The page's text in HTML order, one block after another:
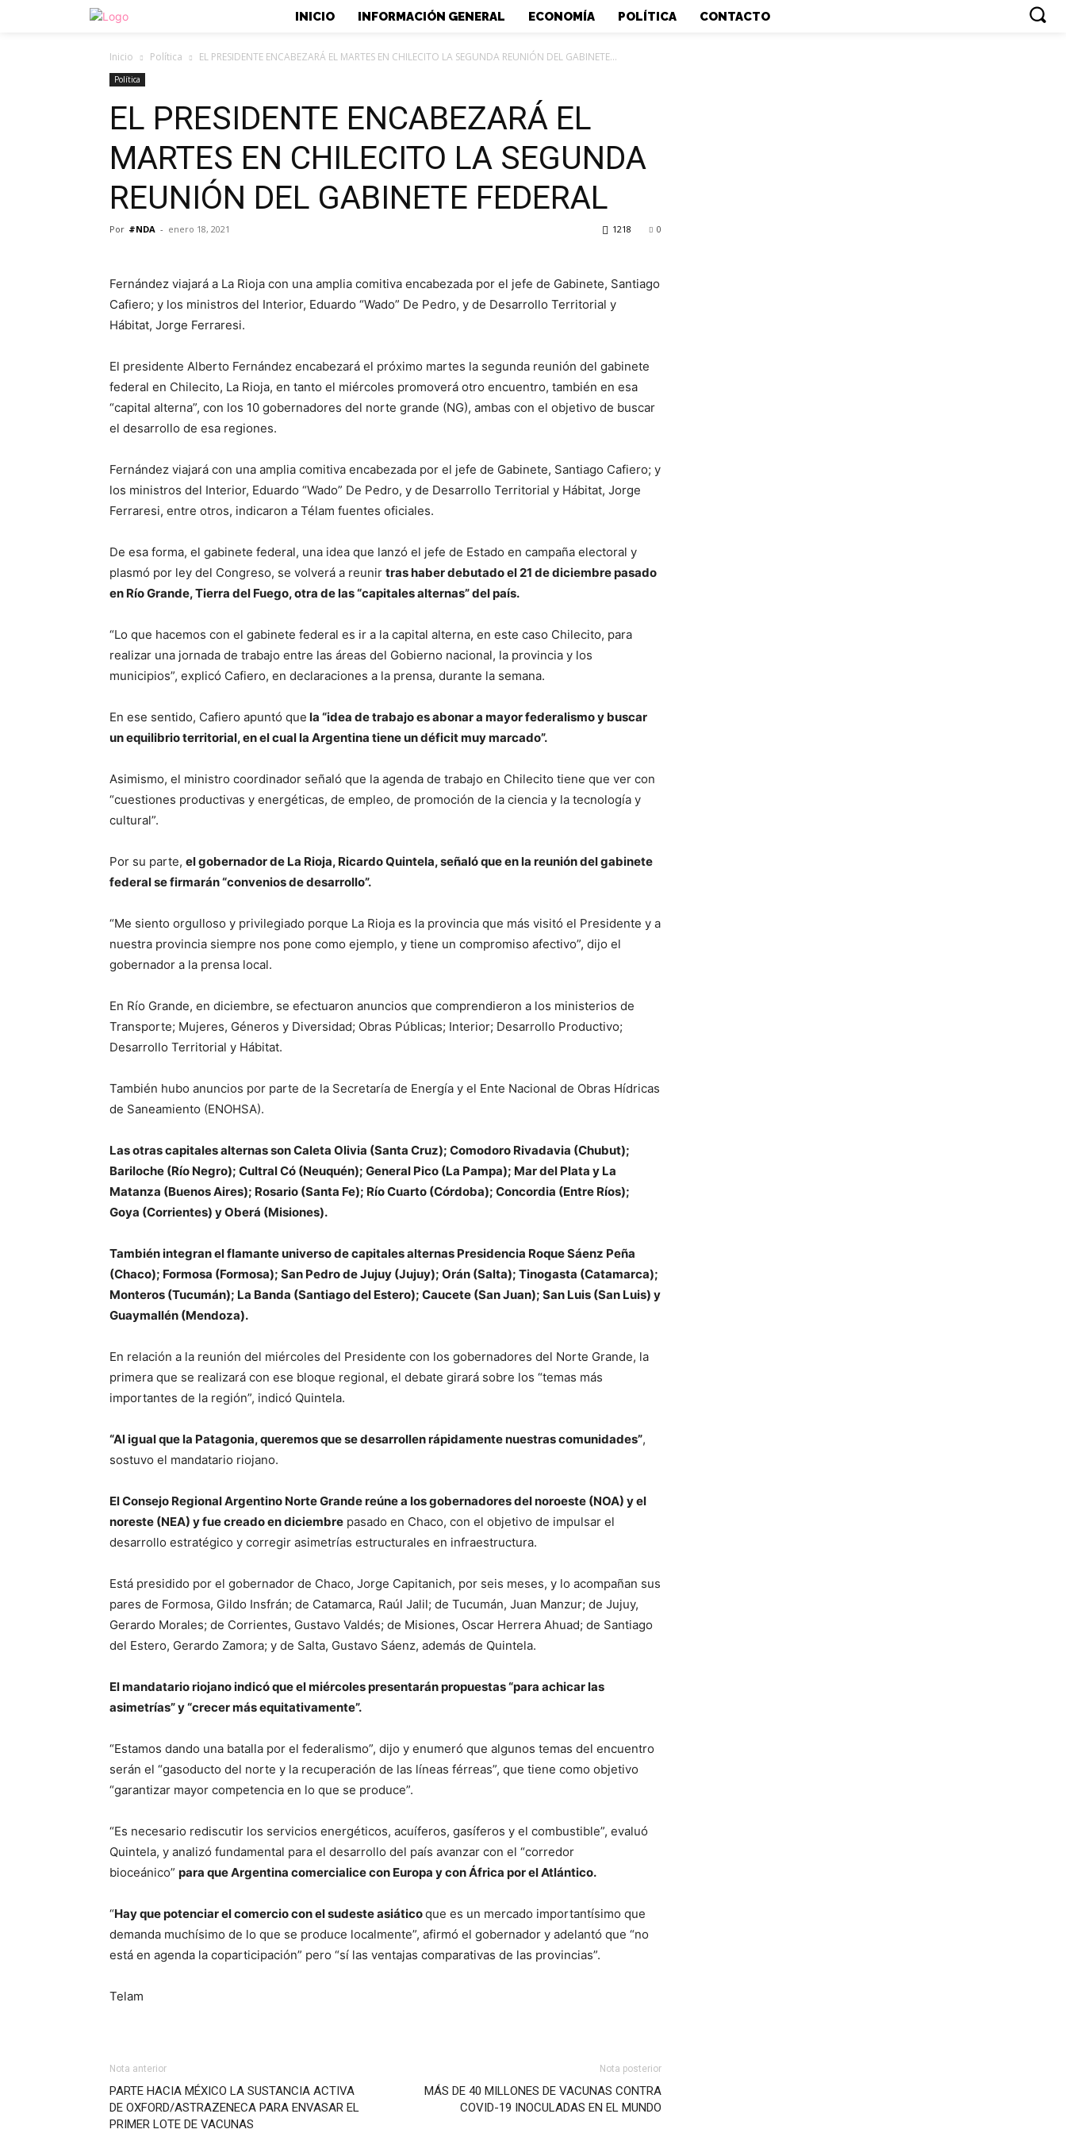
INICIO INFORMACIÓN GENERAL ECONOMÍA POLÍTICA CONTACTO
Inicio Política EL PRESIDENTE ENCABEZARÁ EL MARTES EN CHILECITO LA SEGUNDA REUNIÓN DEL GABINETE...
Política
EL PRESIDENTE ENCABEZARÁ EL
MARTES EN CHILECITO LA SEGUNDA
REUNIÓN DEL GABINETE FEDERAL
Por #NDA - enero 18, 2021 0
1218
Fernández viajará a La Rioja con una amplia comitiva encabezada por el jefe de Gabinete, Santiago
Cafiero; y los ministros del Interior, Eduardo “Wado” De Pedro, y de Desarrollo Territorial y
Hábitat, Jorge Ferraresi.
El presidente Alberto Fernández encabezará el próximo martes la segunda reunión del gabinete
federal en Chilecito, La Rioja, en tanto el miércoles promoverá otro encuentro, también en esa
“capital alterna”, con los 10 gobernadores del norte grande (NG), ambas con el objetivo de buscar
el desarrollo de esa regiones.
Fernández viajará con una amplia comitiva encabezada por el jefe de Gabinete, Santiago Cafiero; y
los ministros del Interior, Eduardo “Wado” De Pedro, y de Desarrollo Territorial y Hábitat, Jorge
Ferraresi, entre otros, indicaron a Télam fuentes oficiales.
De esa forma, el gabinete federal, una idea que lanzó el jefe de Estado en campaña electoral y
plasmó por ley del Congreso, se volverá a reunir tras haber debutado el 21 de diciembre pasado
en Río Grande, Tierra del Fuego, otra de las “capitales alternas” del país.
“Lo que hacemos con el gabinete federal es ir a la capital alterna, en este caso Chilecito, para
realizar una jornada de trabajo entre las áreas del Gobierno nacional, la provincia y los
municipios”, explicó Cafiero, en declaraciones a la prensa, durante la semana.
En ese sentido, Cafiero apuntó que la “idea de trabajo es abonar a mayor federalismo y buscar
un equilibrio territorial, en el cual la Argentina tiene un déficit muy marcado”.
Asimismo, el ministro coordinador señaló que la agenda de trabajo en Chilecito tiene que ver con
“cuestiones productivas y energéticas, de empleo, de promoción de la ciencia y la tecnología y
cultural”.
Por su parte, el gobernador de La Rioja, Ricardo Quintela, señaló que en la reunión del gabinete
federal se firmarán “convenios de desarrollo”.
“Me siento orgulloso y privilegiado porque La Rioja es la provincia que más visitó el Presidente y a
nuestra provincia siempre nos pone como ejemplo, y tiene un compromiso afectivo”, dijo el
gobernador a la prensa local.
En Río Grande, en diciembre, se efectuaron anuncios que comprendieron a los ministerios de
Transporte; Mujeres, Géneros y Diversidad; Obras Públicas; Interior; Desarrollo Productivo;
Desarrollo Territorial y Hábitat.
También hubo anuncios por parte de la Secretaría de Energía y el Ente Nacional de Obras Hídricas
de Saneamiento (ENOHSA).
Las otras capitales alternas son Caleta Olivia (Santa Cruz); Comodoro Rivadavia (Chubut);
Bariloche (Río Negro); Cultral Có (Neuquén); General Pico (La Pampa); Mar del Plata y La
Matanza (Buenos Aires); Rosario (Santa Fe); Río Cuarto (Córdoba); Concordia (Entre Ríos);
Goya (Corrientes) y Oberá (Misiones).
También integran el flamante universo de capitales alternas Presidencia Roque Sáenz Peña
(Chaco); Formosa (Formosa); San Pedro de Jujuy (Jujuy); Orán (Salta); Tinogasta (Catamarca);
Monteros (Tucumán); La Banda (Santiago del Estero); Caucete (San Juan); San Luis (San Luis) y
Guaymallén (Mendoza).
En relación a la reunión del miércoles del Presidente con los gobernadores del Norte Grande, la
primera que se realizará con ese bloque regional, el debate girará sobre los “temas más
importantes de la región”, indicó Quintela.
“Al igual que la Patagonia, queremos que se desarrollen rápidamente nuestras comunidades”,
sostuvo el mandatario riojano.
El Consejo Regional Argentino Norte Grande reúne a los gobernadores del noroeste (NOA) y el
noreste (NEA) y fue creado en diciembre pasado en Chaco, con el objetivo de impulsar el
desarrollo estratégico y corregir asimetrías estructurales en infraestructura.
Está presidido por el gobernador de Chaco, Jorge Capitanich, por seis meses, y lo acompañan sus
pares de Formosa, Gildo Insfrán; de Catamarca, Raúl Jalil; de Tucumán, Juan Manzur; de Jujuy,
Gerardo Morales; de Corrientes, Gustavo Valdés; de Misiones, Oscar Herrera Ahuad; de Santiago
del Estero, Gerardo Zamora; y de Salta, Gustavo Sáenz, además de Quintela.
El mandatario riojano indicó que el miércoles presentarán propuestas “para achicar las
asimetrías” y “crecer más equitativamente”.
“Estamos dando una batalla por el federalismo”, dijo y enumeró que algunos temas del encuentro
serán el “gasoducto del norte y la recuperación de las líneas férreas”, que tiene como objetivo
“garantizar mayor competencia en lo que se produce”.
“Es necesario rediscutir los servicios energéticos, acuíferos, gasíferos y el combustible”, evaluó
Quintela, y analizó fundamental para el desarrollo del país avanzar con el “corredor
bioceánico” para que Argentina comercialice con Europa y con África por el Atlántico.
“Hay que potenciar el comercio con el sudeste asiáticoque es un mercado importantísimo que
demanda muchísimo de lo que se produce localmente”, afirmó el gobernador y adelantó que “no
está en agenda la coparticipación” pero “sí las ventajas comparativas de las provincias”.
Telam
Nota anterior
PARTE HACIA MÉXICO LA SUSTANCIA ACTIVA
DE OXFORD/ASTRAZENECA PARA ENVASAR EL
PRIMER LOTE DE VACUNAS
Nota posterior
MÁS DE 40 MILLONES DE VACUNAS CONTRA
COVID-19 INOCULADAS EN EL MUNDO